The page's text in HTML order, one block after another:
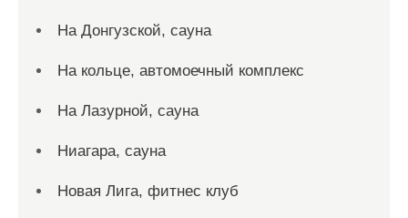
На Донгузской, сауна
На кольце, автомоечный комплекс
На Лазурной, сауна
Ниагара, сауна
Новая Лига, фитнес клуб